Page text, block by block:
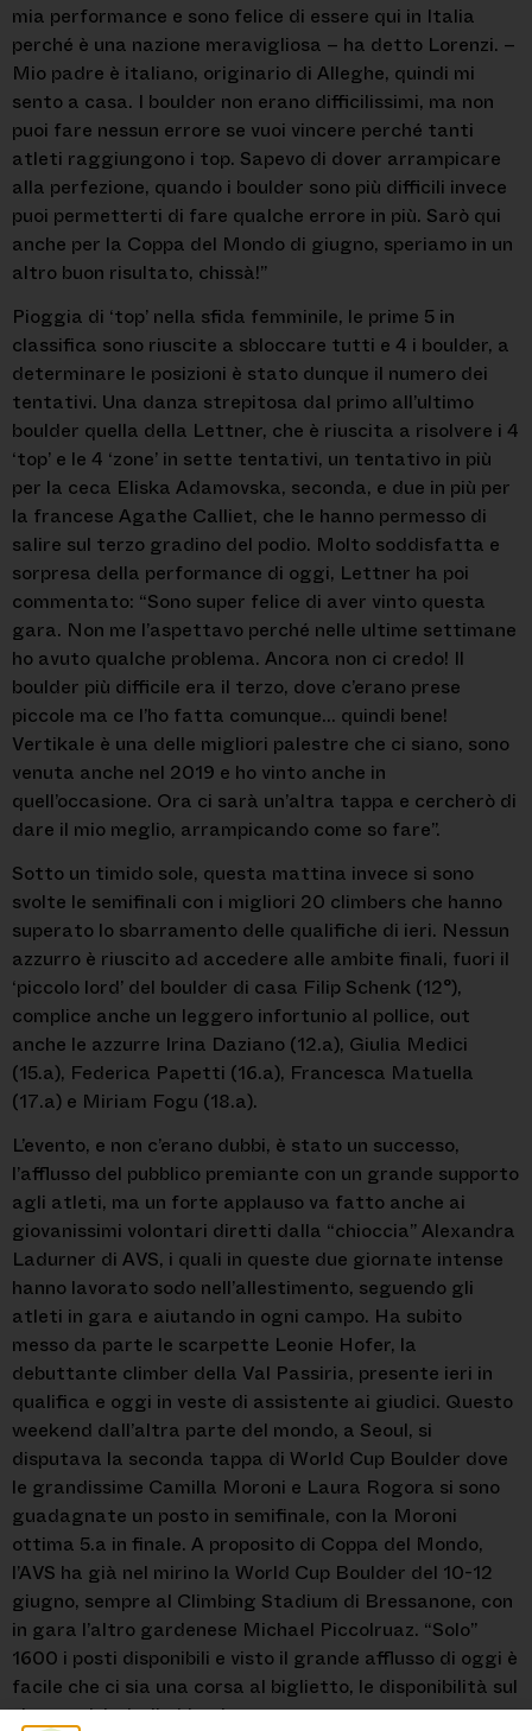
mia performance e sono felice di essere qui in Italia
perché è una nazione meravigliosa – ha detto Lorenzi. –
Mio padre è italiano, originario di Alleghe, quindi mi
sento a casa. I boulder non erano difficilissimi, ma non
puoi fare nessun errore se vuoi vincere perché tanti
atleti raggiungono i top. Sapevo di dover arrampicare
alla perfezione, quando i boulder sono più difficili invece
puoi permetterti di fare qualche errore in più. Sarò qui
anche per la Coppa del Mondo di giugno, speriamo in un
altro buon risultato, chissà!”
Pioggia di ‘top’ nella sfida femminile, le prime 5 in
classifica sono riuscite a sbloccare tutti e 4 i boulder, a
determinare le posizioni è stato dunque il numero dei
tentativi. Una danza strepitosa dal primo all’ultimo
boulder quella della Lettner, che è riuscita a risolvere i 4
‘top’ e le 4 ‘zone’ in sette tentativi, un tentativo in più
per la ceca Eliska Adamovska, seconda, e due in più per
la francese Agathe Calliet, che le hanno permesso di
salire sul terzo gradino del podio. Molto soddisfatta e
sorpresa della performance di oggi, Lettner ha poi
commentato: “Sono super felice di aver vinto questa
gara. Non me l’aspettavo perché nelle ultime settimane
ho avuto qualche problema. Ancora non ci credo! Il
boulder più difficile era il terzo, dove c’erano prese
piccole ma ce l’ho fatta comunque… quindi bene!
Vertikale è una delle migliori palestre che ci siano, sono
venuta anche nel 2019 e ho vinto anche in
quell’occasione. Ora ci sarà un’altra tappa e cercherò di
dare il mio meglio, arrampicando come so fare”.
Sotto un timido sole, questa mattina invece si sono
svolte le semifinali con i migliori 20 climbers che hanno
superato lo sbarramento delle qualifiche di ieri. Nessun
azzurro è riuscito ad accedere alle ambite finali, fuori il
‘piccolo lord’ del boulder di casa Filip Schenk (12°),
complice anche un leggero infortunio al pollice, out
anche le azzurre Irina Daziano (12.a), Giulia Medici
(15.a), Federica Papetti (16.a), Francesca Matuella
(17.a) e Miriam Fogu (18.a).
L’evento, e non c’erano dubbi, è stato un successo,
l’afflusso del pubblico premiante con un grande supporto
agli atleti, ma un forte applauso va fatto anche ai
giovanissimi volontari diretti dalla “chioccia” Alexandra
Ladurner di AVS, i quali in queste due giornate intense
hanno lavorato sodo nell’allestimento, seguendo gli
atleti in gara e aiutando in ogni campo. Ha subito
messo da parte le scarpette Leonie Hofer, la
debuttante climber della Val Passiria, presente ieri in
qualifica e oggi in veste di assistente ai giudici. Questo
weekend dall’altra parte del mondo, a Seoul, si
disputava la seconda tappa di World Cup Boulder dove
le grandissime Camilla Moroni e Laura Rogora si sono
guadagnate un posto in semifinale, con la Moroni
ottima 5.a in finale. A proposito di Coppa del Mondo,
l’AVS ha già nel mirino la World Cup Boulder del 10-12
giugno, sempre al Climbing Stadium di Bressanone, con
in gara l’altro gardenese Michael Piccolruaz. “Solo”
1600 i posti disponibili e visto il grande afflusso di oggi è
facile che ci sia una corsa al biglietto, le disponibilità sul
sito suedtirol-climbing.it